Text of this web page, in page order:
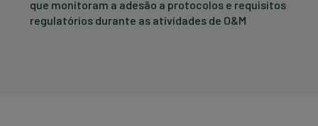
que monitoram a adesão a protocolos e requisitos
regulatórios durante as atividades de O&M